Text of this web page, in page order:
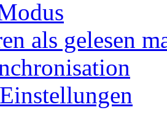
als gelesen